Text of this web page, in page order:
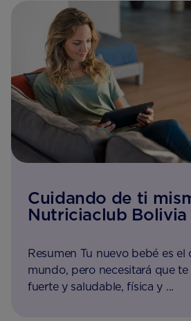
Cuidando de ti
Nutriciaclub Bolivia
Resumen Tu nuevo bebé es el
mundo, pero necesitará que
fuerte y saludable, física y ...